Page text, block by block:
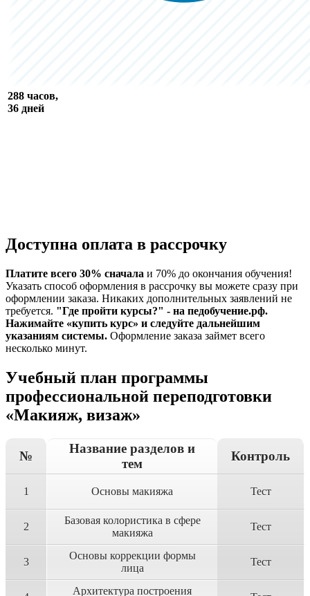
288 часов,
36 дней
Доступна оплата в рассрочку
Платите всего 30% сначала и 70% до окончания обучения!
Указать способ оформления в рассрочку вы можете сразу при
оформлении заказа. Никаких дополнительных заявлений не
требуется. "Где пройти курсы?" - на педобучение.рф.
Нажимайте «купить курс» и следуйте дальнейшим
указаниям системы. Оформление заказа займет всего
несколько минут.
Учебный план программы
профессиональной переподготовки
«Макияж, визаж»
№
Название разделов и
тем
Контроль
1 Основы макияжа Тест
2
Базовая колористика в сфере
макияжа
Тест
3
Основы коррекции формы
лица
Тест
Архитектура построения